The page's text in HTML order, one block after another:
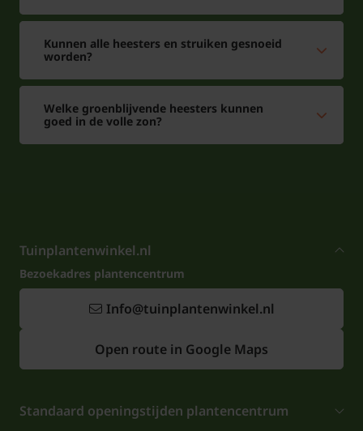
Kunnen alle heesters en struiken gesnoeid
worden?
Welke groenblijvende heesters kunnen
goed in de volle zon?
Tuinplantenwinkel.nl
Bezoekadres plantencentrum
Info@tuinplantenwinkel.nl
Open route in Google Maps
Standaard openingstijden plantencentrum